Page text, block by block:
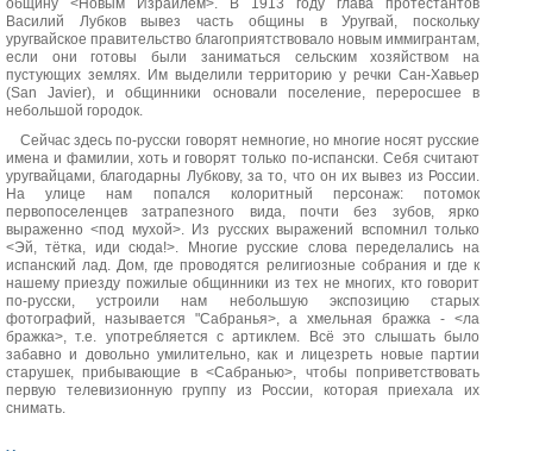
общину <Новым Израилем>. В 1913 году глава протестантов
Василий Лубков вывез часть общины в Уругвай, поскольку
уругвайское правительство благоприятствовало новым иммигрантам,
если они готовы были заниматься сельским хозяйством на
пустующих землях. Им выделили территорию у речки Сан-Хавьер
(San Javier), и общинники основали поселение, переросшее в
небольшой городок.
Сейчас здесь по-русски говорят немногие, но многие носят русские
имена и фамилии, хоть и говорят только по-испански. Себя считают
уругвайцами, благодарны Лубкову, за то, что он их вывез из России.
На улице нам попался колоритный персонаж: потомок
первопоселенцев затрапезного вида, почти без зубов, ярко
выраженно <под мухой>. Из русских выражений вспомнил только
<Эй, тётка, иди сюда!>. Многие русские слова переделались на
испанский лад. Дом, где проводятся религиозные собрания и где к
нашему приезду пожилые общинники из тех не многих, кто говорит
по-русски, устроили нам небольшую экспозицию старых
фотографий, называется "Сабранья>, а хмельная бражка - <ла
бражка>, т.е. употребляется с артиклем. Всё это слышать было
забавно и довольно умилительно, как и лицезреть новые партии
старушек, прибывающие в <Сабранью>, чтобы поприветствовать
первую телевизионную группу из России, которая приехала их
снимать.